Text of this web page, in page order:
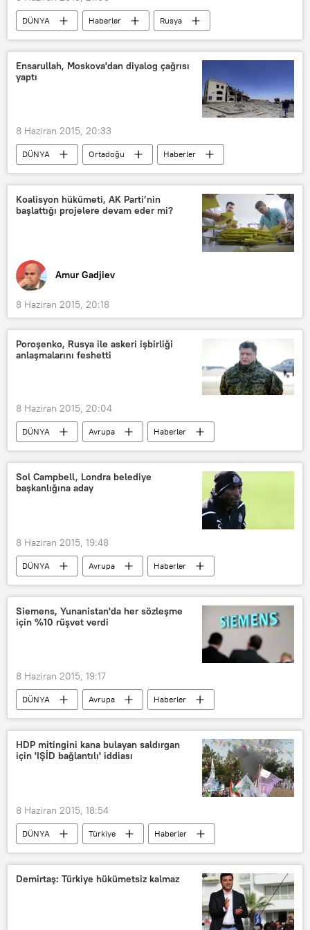
DÜNYA Haberler
Rusya
Dmitriy Peskov
Vladimir Putin
G8
Ensarullah, Moskova'dan diyalog çağrısı
yaptı
8 Haziran 2015, 20:33
DÜNYA Ortadoğu
Haberler
Yemen
Ensarullah
Koalisyon hükümeti, AK Parti’nin
başlattığı projelere devam eder mi?
Amur Gadjiev
8 Haziran 2015, 20:18
Poroşenko, Rusya ile askeri işbirliği
anlaşmalarını feshetti
8 Haziran 2015, 20:04
DÜNYA Avrupa
Haberler
Ukrayna
Pyotr Poroşenko
Rusya
Sol Campbell, Londra belediye
başkanlığına aday
8 Haziran 2015, 19:48
DÜNYA Avrupa
Haberler
Londra
İngiltere
Sol Campbell
Siemens, Yunanistan'da her sözleşme
için %10 rüşvet verdi
8 Haziran 2015, 19:17
DÜNYA Avrupa
Haberler
Yunanistan
HDP mitingini kana bulayan saldırgan
için 'IŞİD bağlantılı' iddiası
8 Haziran 2015, 18:54
DÜNYA Türkiye
Haberler
HDP
IŞİD
Demirtaş: Türkiye hükümetsiz kalmaz